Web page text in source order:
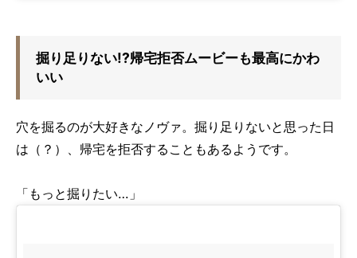
掘り足りない!?帰宅拒否ムービーも最高にかわ
いい
穴を掘るのが大好きなノヴァ。掘り足りないと思った日
は（？）、帰宅を拒否することもあるようです。
「もっと掘りたい…」